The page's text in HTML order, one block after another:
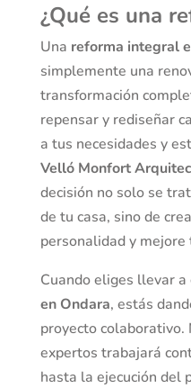
¿Qué es una
Una reforma integral
simplemente una
transformación
repensar y rediseñar
a tus necesidades y
Velló Monfort
decisión no solo se
de tu casa, sino de
personalidad y mejore
Cuando eliges llevar a
en Ondara, estás
proyecto colaborativo.
expertos trabajará
hasta la ejecución del